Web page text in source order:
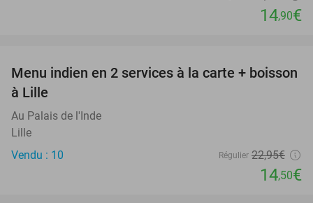
14,90€
37%
Menu indien en 2 services à la carte + boisson
à Lille
Au Palais de l'Inde
Lille
Vendu : 10
Régulier 22,95€
14,50€